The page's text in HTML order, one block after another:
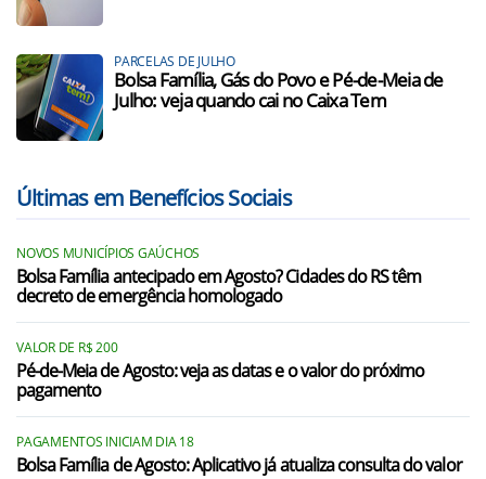
PARCELAS DE JULHO
Bolsa Família, Gás do Povo e Pé-de-Meia de
Julho: veja quando cai no Caixa Tem
Últimas em Benefícios Sociais
NOVOS MUNICÍPIOS GAÚCHOS
Bolsa Família antecipado em Agosto? Cidades do RS têm
decreto de emergência homologado
VALOR DE R$ 200
Pé-de-Meia de Agosto: veja as datas e o valor do próximo
pagamento
PAGAMENTOS INICIAM DIA 18
Bolsa Família de Agosto: Aplicativo já atualiza consulta do valor